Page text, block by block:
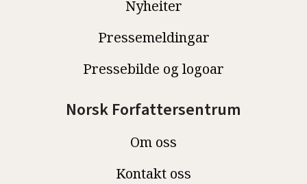
Nyheiter
Pressemeldingar
Pressebilde og logoar
Norsk Forfattersentrum
Om oss
Kontakt oss